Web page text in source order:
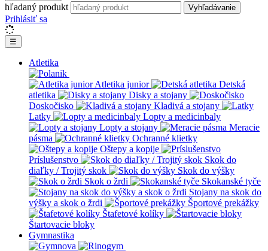
hľadaný produkt Vyhľadávanie
Prihlásiť sa
☰
Atletika
Atletika junior
Detská
atletika
Disky a stojany
Doskočisko
Kladivá a stojany
Latky
Lopty a medicinbaly
Lopty a stojany
Meracie
pásma
Ochranné klietky
Oštepy a kopije
Príslušenstvo
Skok do
diaľky / Trojitý skok
Skok do výšky
Skok o žrdi
Skokanské tyče
Stojany na skok do
výšky a skok o žrdi
Športové prekážky
Štafetové kolíky
Štartovacie bloky
Gymnastika